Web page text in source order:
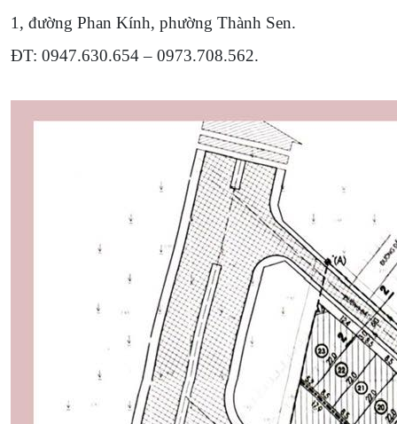
1, đường Phan Kính, phường Thành Sen.
ĐT: 0947.630.654 – 0973.708.562.